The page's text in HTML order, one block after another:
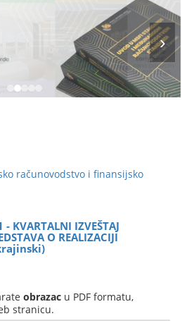
računovodstvo i finansijsko
- KVARTALNI IZVEŠTAJ
O REALIZACIJI
obrazac u PDF formatu,
stranicu.